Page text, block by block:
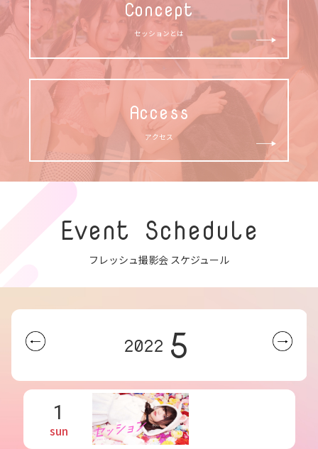
Concept
セッションとは
Access
アクセス
Event Schedule
フレッシュ撮影会 スケジュール
2022 5
1
sun